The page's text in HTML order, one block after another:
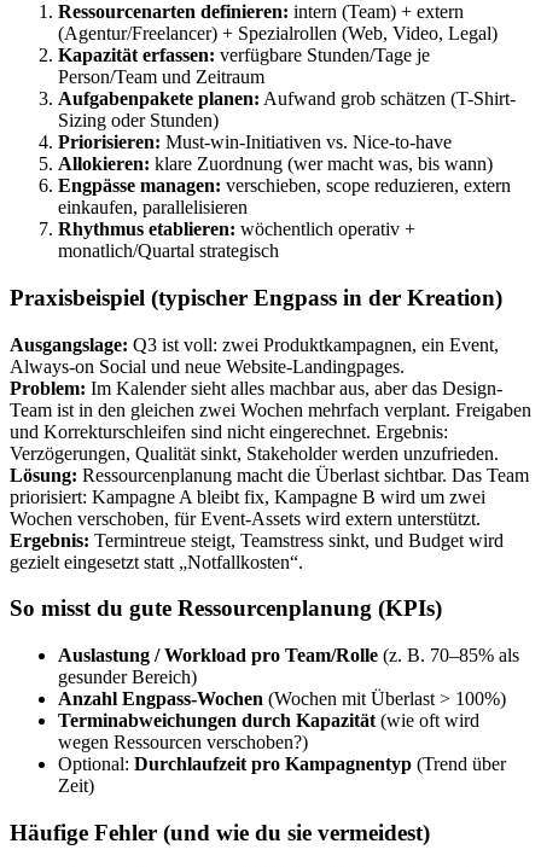
Ressourcenarten definieren: intern (Team) + extern
(Agentur/Freelancer) + Spezialrollen (Web, Video, Legal)
Kapazität erfassen: verfügbare Stunden/Tage je
Person/Team und Zeitraum
Aufgabenpakete planen: Aufwand grob schätzen (T-Shirt-
Sizing oder Stunden)
Priorisieren: Must-win-Initiativen vs. Nice-to-have
Allokieren: klare Zuordnung (wer macht was, bis wann)
Engpässe managen: verschieben, scope reduzieren, extern
einkaufen, parallelisieren
Rhythmus etablieren: wöchentlich operativ +
monatlich/Quartal strategisch
Praxisbeispiel (typischer Engpass in der Kreation)
Ausgangslage: Q3 ist voll: zwei Produktkampagnen, ein Event,
Always-on Social und neue Website-Landingpages.
Problem: Im Kalender sieht alles machbar aus, aber das Design-
Team ist in den gleichen zwei Wochen mehrfach verplant. Freigaben
und Korrekturschleifen sind nicht eingerechnet. Ergebnis:
Verzögerungen, Qualität sinkt, Stakeholder werden unzufrieden.
Lösung: Ressourcenplanung macht die Überlast sichtbar. Das Team
priorisiert: Kampagne A bleibt fix, Kampagne B wird um zwei
Wochen verschoben, für Event-Assets wird extern unterstützt.
Ergebnis: Termintreue steigt, Teamstress sinkt, und Budget wird
gezielt eingesetzt statt „Notfallkosten“.
So misst du gute Ressourcenplanung (KPIs)
Auslastung / Workload pro Team/Rolle (z. B. 70–85% als
gesunder Bereich)
Anzahl Engpass-Wochen (Wochen mit Überlast > 100%)
Terminabweichungen durch Kapazität (wie oft wird
wegen Ressourcen verschoben?)
Optional: Durchlaufzeit pro Kampagnentyp (Trend über
Zeit)
Häufige Fehler (und wie du sie vermeidest)